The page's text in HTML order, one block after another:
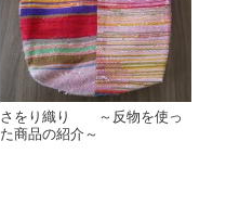
さをり織り ～反物を使っ
た商品の紹介～